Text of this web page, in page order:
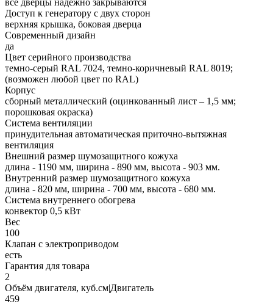
Доступ к генератору с двух сторон
верхняя крышка, боковая дверца
Современный дизайн
да
Цвет серийного производства
темно-серый RAL 7024, темно-коричневый RAL 8019;
(возможен любой цвет по RAL)
Корпус
сборный металлический (оцинкованный лист – 1,5 мм;
порошковая окраска)
Система вентиляции
принудительная автоматическая приточно-вытяжная
вентиляция
Внешний размер шумозащитного кожуха
длина - 1190 мм, ширина - 890 мм, высота - 903 мм.
Внутренний размер шумозащитного кожуха
длина - 820 мм, ширина - 700 мм, высота - 680 мм.
Система внутреннего обогрева
конвектор 0,5 кВт
Вес
100
Клапан с электроприводом
есть
Гарантия для товара
2
Объём двигателя, куб.см|Двигатель
459